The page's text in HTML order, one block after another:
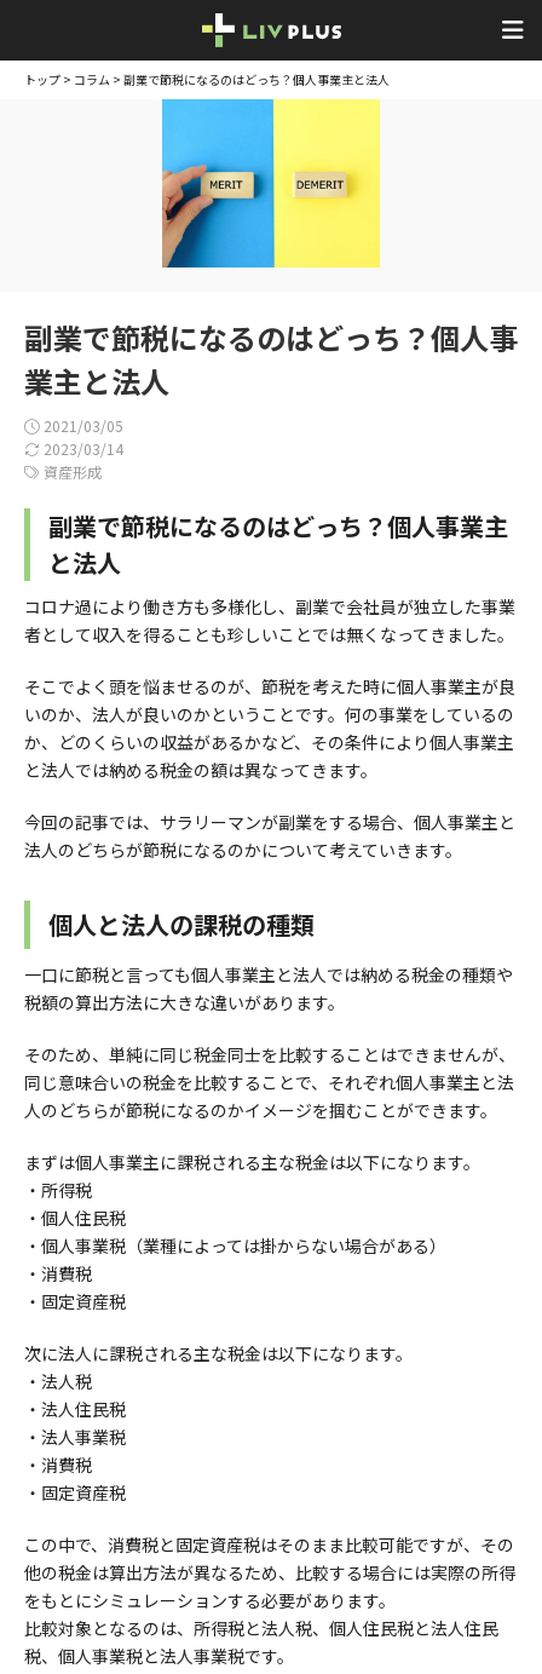
トップ > コラム > 副業で節税になるのはどっち？個人事業主と法人
副業で節税になるのはどっち？個人事
業主と法人
2021/03/05
2023/03/14
資産形成
副業で節税になるのはどっち？個人事業主
と法人
コロナ過により働き方も多様化し、副業で会社員が独立した事業
者として収入を得ることも珍しいことでは無くなってきました。
そこでよく頭を悩ませるのが、節税を考えた時に個人事業主が良
いのか、法人が良いのかということです。何の事業をしているの
か、どのくらいの収益があるかなど、その条件により個人事業主
と法人では納める税金の額は異なってきます。
今回の記事では、サラリーマンが副業をする場合、個人事業主と
法人のどちらが節税になるのかについて考えていきます。
個人と法人の課税の種類
一口に節税と言っても個人事業主と法人では納める税金の種類や
税額の算出方法に大きな違いがあります。
そのため、単純に同じ税金同士を比較することはできませんが、
同じ意味合いの税金を比較することで、それぞれ個人事業主と法
人のどちらが節税になるのかイメージを掴むことができます。
まずは個人事業主に課税される主な税金は以下になります。
・所得税
・個人住民税
・個人事業税（業種によっては掛からない場合がある）
・消費税
・固定資産税
次に法人に課税される主な税金は以下になります。
・法人税
・法人住民税
・法人事業税
・消費税
・固定資産税
この中で、消費税と固定資産税はそのまま比較可能ですが、その
他の税金は算出方法が異なるため、比較する場合には実際の所得
をもとにシミュレーションする必要があります。
比較対象となるのは、所得税と法人税、個人住民税と法人住民
税、個人事業税と法人事業税です。